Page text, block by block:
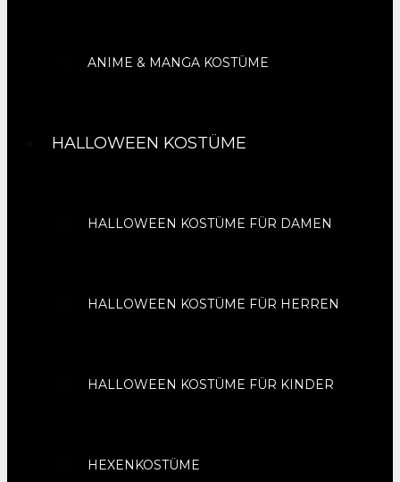
ANIME & MANGA KOSTÜME
HALLOWEEN KOSTÜME
HALLOWEEN KOSTÜME FÜR DAMEN
HALLOWEEN KOSTÜME FÜR HERREN
HALLOWEEN KOSTÜME FÜR KINDER
HEXENKOSTÜME